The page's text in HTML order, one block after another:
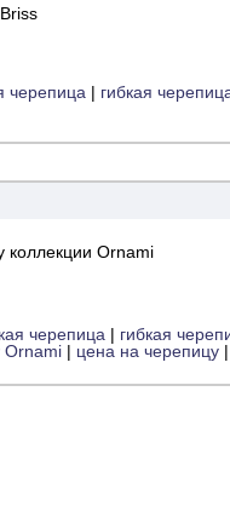
черепица | гибкая
коллекции Ornami
черепица | гибкая
Ornami | цена на черепицу